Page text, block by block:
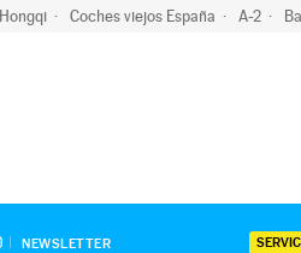
Hongqi Coches viejos España A-2
NEWSLETTER